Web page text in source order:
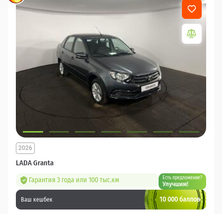
LADA Granta
2026
Гарантия 3 года или 100 тыс.км Есть предложение?
Улучшим!
Ваш кешбек 10 000 баллов